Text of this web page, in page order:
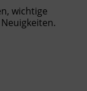
wichtige